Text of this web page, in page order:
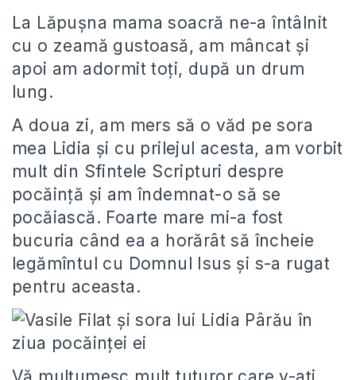
La Lăpuşna mama soacră ne-a întâlnit
cu o zeamă gustoasă, am mâncat şi
apoi am adormit toţi, după un drum
lung.
A doua zi, am mers să o văd pe sora
mea Lidia şi cu prilejul acesta, am vorbit
mult din Sfintele Scripturi despre
pocăinţă şi am îndemnat-o să se
pocăiască. Foarte mare mi-a fost
bucuria când ea a horărât să încheie
legămîntul cu Domnul Isus şi s-a rugat
pentru aceasta.